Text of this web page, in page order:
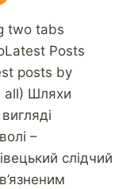
two tabs
Posts
posts by
all) Шляхи
–
слідчий